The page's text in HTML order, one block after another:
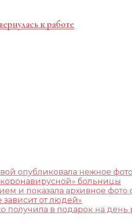
к работе
опубликовала нежное фото
больницы
и показала архивное фото
от людей»
получила в подарок на